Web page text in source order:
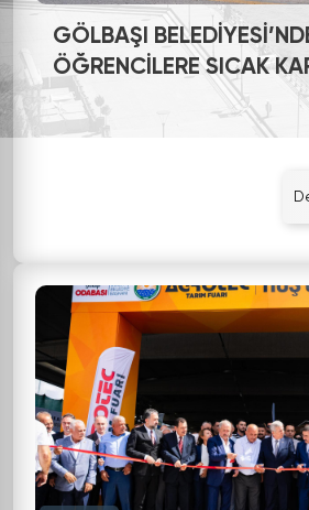
GÖLBAŞI
ÖĞRENCİLERE SICAK